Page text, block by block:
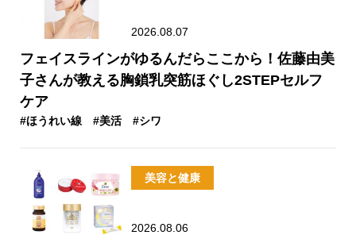
2026.08.07
フェイスラインがゆるんだらここから！佐藤由美
子さんが教える胸鎖乳突筋ほぐし2STEPセルフ
ケア
#ほうれい線 #美活 #シワ
美容と健康
2026.08.06